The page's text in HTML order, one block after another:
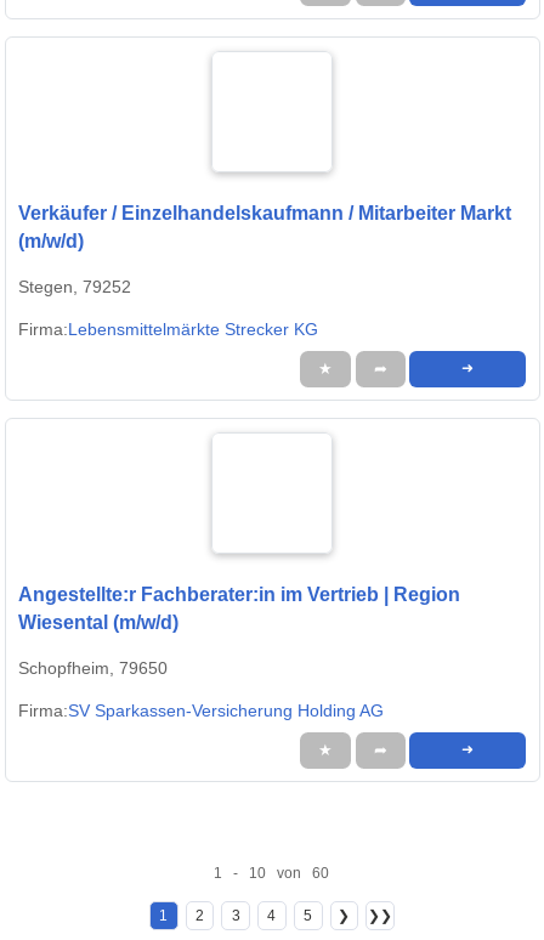
Verkäufer / Einzelhandelskaufmann / Mitarbeiter Markt
(m/w/d)
Stegen, 79252
Firma:Lebensmittelmärkte Strecker KG
★ ➦ ➜
Angestellte:r Fachberater:in im Vertrieb | Region
Wiesental (m/w/d)
Schopfheim, 79650
Firma:SV Sparkassen-Versicherung Holding AG
★ ➦ ➜
1 - 10 von 60
1 2 3 4 5 ❯ ❯❯